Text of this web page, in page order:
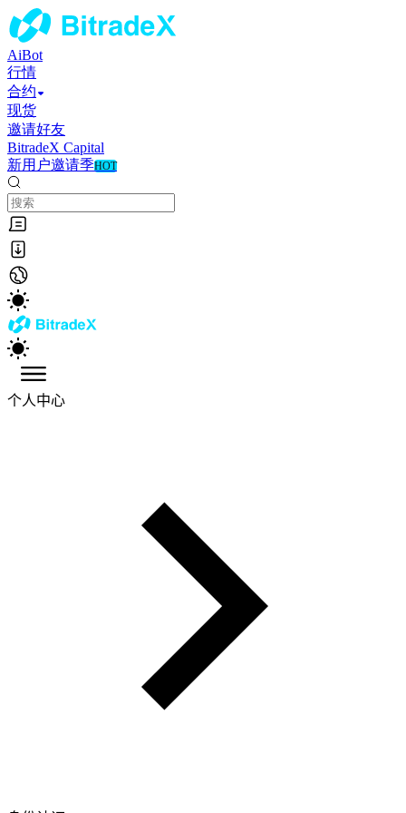
AiBot
行情
合约
现货
邀请好友
BitradeX Capital
新用户邀请季HOT
个人中心